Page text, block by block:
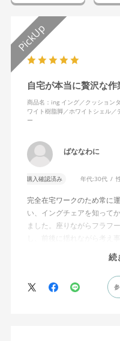
自宅が本当に贅沢な
商品名：ing イング／クッション
ワイト樹脂脚／ホワイトシェル
ー
ばななわに
購入確認済み 年代:30代
完全在宅ワークのため常に
い、イングチェアを知って
ました。座りながらフラフ
し、前後に揺れながら考え
す。カチャカチャ音が鳴る
れてばっかだと怒られそう
特に前後に揺らす時にヘッ
えます。揺れを止める機能
続